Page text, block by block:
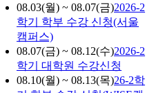
08.03(월) ~ 08.07(금)2026-2
학기 학부 수강 신청(서울
캠퍼스)
08.07(금) ~ 08.12(수)2026-2
학기 대학원 수강신청
08.10(월) ~ 08.13(목)26-2학